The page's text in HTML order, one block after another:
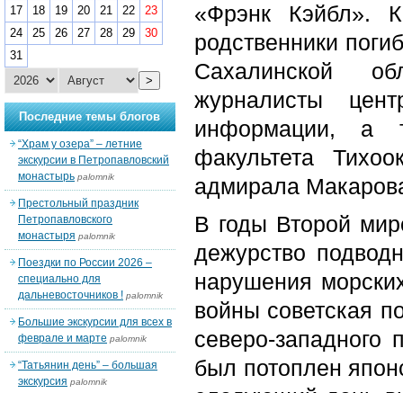
«Фрэнк Кэйбл».
родственники
Сахалинской
журналисты
информации, а
факультета
адмирала
В годы Второй
дежурство
нарушения
войны советская
северо-западного
был потоплен
17
18 19 20 21 22
23
24
25 26 27 28 29
30
31
>
Последние темы блогов
“Храм у озера” – летние
экскурсии в Петропавловский
монастырь palomnik
Престольный праздник
Петропавловского
монастыря palomnik
Поездки по России 2026 –
специально для
дальневосточников ! palomnik
Большие экскурсии для всех в
феврале и марте palomnik
“Татьянин день” – большая
экскурсия palomnik